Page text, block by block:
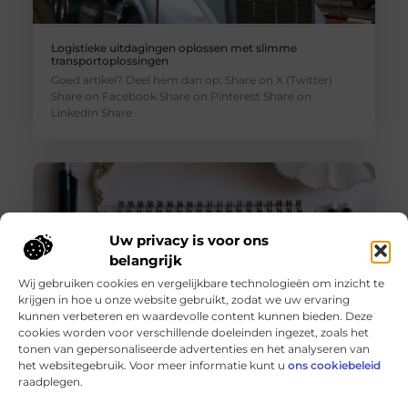
Uw privacy is voor ons
belangrijk
Wij gebruiken cookies en vergelijkbare technologieën om inzicht te
krijgen in hoe u onze website gebruikt, zodat we uw ervaring
kunnen verbeteren en waardevolle content kunnen bieden. Deze
cookies worden voor verschillende doeleinden ingezet, zoals het
tonen van gepersonaliseerde advertenties en het analyseren van
het websitegebruik. Voor meer informatie kunt u ons cookiebeleid
raadplegen.
Logistieke uitdagingen oplossen met slimme
transportoplossingen
Goed artikel? Deel hem dan op: Share on X (Twitter)
Share on Facebook Share on Pinterest Share on
LinkedIn Share
De voordelen van het drukken van kalenders voor jouw
bedrijf!
Goed artikel? Deel hem dan op: Share on X (Twitter)